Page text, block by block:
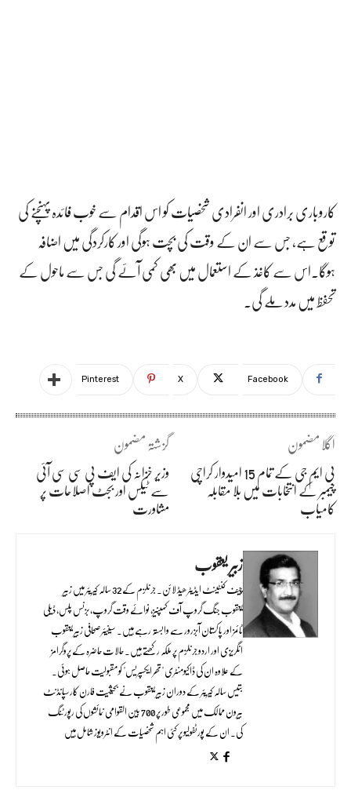
کاروباری برادری اور انفرادی شخصیات کو اس اقدام سے خوب فائدہ پہنچنے کی
توقع ہے، جس سے ان کے وقت کی بچت ہوگی اور کارکردگی میں اضافہ
ہوگا۔اس سے کاغذ کے استعمال میں بھی کمی آئے گی جس سے ماحول کے
تحفظ میں مدد ملے گی۔
Facebook
X
Pinterest
گزشتہ مضمون
وزیر خزانہ کی ایف پی سی سی آئی
سے ٹیکس اور بجٹ اصلاحات پر
مشاورت
اگلا مضمون
بی ایم جی کے تمام 15 امیدوار کراچی
چیمبر کے انتخابات میں بلا مقابلہ
کامیاب
زبیر یعقوب
چیف کنٹینٹ ایڈیٹر ھیڈ لائن۔ جرنلزم کے 32 سالہ کیریئر میں زبیر
یعقوب جنگ گروپ آف کمپنیز، نوائے وقت گروپ، بزنس پلس، ڈیلی
ٹائمز اور پاکستان آبزرور سے وابستہ رہے ہیں۔ سینیئر صحافی زبیر یعقوب
انگریزی اور اردو جرنلزم پر ملکہ رکھتے ہیں۔ حالات حاضرہ کے پروگرامز
کے علاوہ ان کی ڈاکیومنٹری "تھر ایکسپریس" کو مقبولیت حاصل ہوئی۔
بتیس سالہ کیریئر کے دوران زبیر یعقوب نے بحیثیت فارن کارسپانڈنٹ
بیرون ممالک میں مجموعی طور پر 700 بین القوامی نمائشوں کی رپورٹنگ
کی۔ ان کے پورٹفولیو پر کئی اہم شخصیات کے انٹرویوز شامل ہیں